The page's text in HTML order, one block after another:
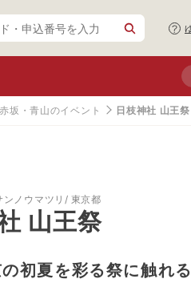
坂・青山のイベント 日枝神社 山王祭
ノウマツリ 東京都
山王祭
初夏を彩る祭に触れる